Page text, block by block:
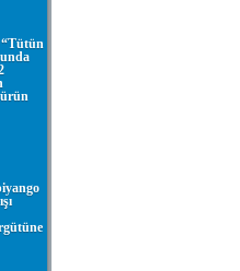
“Tütün
ürün